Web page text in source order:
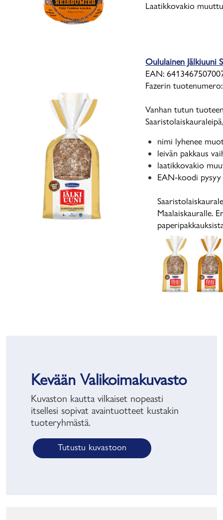
Laatikkovakio
Oululainen Jälkiuuni
EAN:
Fazerin
Vanhan tutun
Saaristolaiskauraleipä,
nimi lyhenee
leivän pakkaus
laatikkovakio
EAN-koodi pysyy
Maalaiskauralle.
Kevään Valikoimakuvasto
Kuvaston kautta vilkaiset nopeasti
itsellesi sopivat avaintuotteet kustakin
tuoteryhmästä.
Tutustu kuvastoon